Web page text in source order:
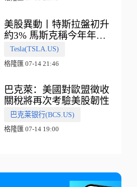
美股異動丨特斯拉盤初升
約3% 馬斯克稱今年年底
會有‘史詩級震撼’的演示
Tesla(TSLA.US)
格隆匯 07-14 21:46
巴克萊：美國對歐盟徵收
關稅將再次考驗美股韌性
巴克莱银行(BCS.US)
格隆匯 07-14 19:00